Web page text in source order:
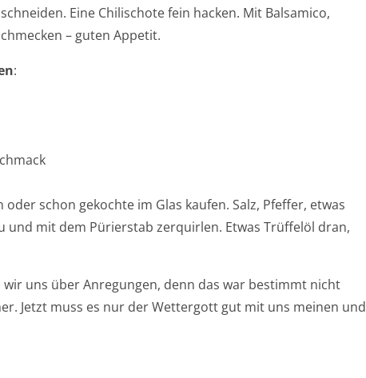
Eine Chilischote fein hacken. Mit Balsamico,
– guten Appetit.
:
schon gekochte im Glas kaufen. Salz, Pfeffer, etwas
und mit dem Pürierstab zerquirlen. Etwas Trüffelöl dran,
uns über Anregungen, denn das war bestimmt nicht
Jetzt muss es nur der Wettergott gut mit uns meinen und